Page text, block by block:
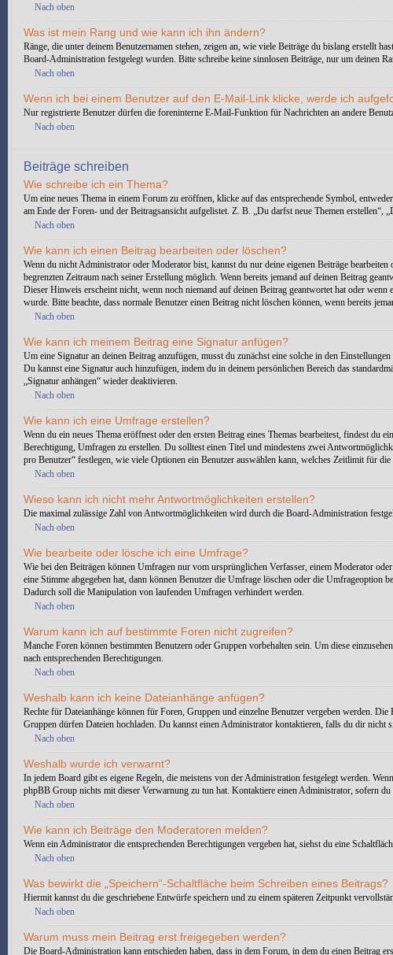
Nach oben
Was ist mein Rang und wie kann ich ihn ändern?
Ränge, die unter deinem Benutzernamen stehen, zeigen an, wie viele Beiträge du bislang erstellt
Board-Administration festgelegt wurden. Bitte schreibe keine sinnlosen Beiträge, nur um deinen
Nach oben
Wenn ich bei einem Benutzer auf den E-Mail-Link klicke, werde ich
Nur registrierte Benutzer dürfen die foreninterne E-Mail-Funktion für Nachrichten an andere
Nach oben
Beiträge schreiben
Wie schreibe ich ein Thema?
Um eine neues Thema in einem Forum zu eröffnen, klicke auf das entsprechende Symbol,
am Ende der Foren- und der Beitragsansicht aufgelistet. Z. B. „Du darfst neue Themen erstellen“,
Nach oben
Wie kann ich einen Beitrag bearbeiten oder löschen?
Wenn du nicht Administrator oder Moderator bist, kannst du nur deine eigenen Beiträge
begrenzten Zeitraum nach seiner Erstellung möglich. Wenn bereits jemand auf deinen Beitrag
Dieser Hinweis erscheint nicht, wenn noch niemand auf deinen Beitrag geantwortet hat oder
wurde. Bitte beachte, dass normale Benutzer einen Beitrag nicht löschen können, wenn bereits
Nach oben
Wie kann ich meinem Beitrag eine Signatur anfügen?
Um eine Signatur an deinen Beitrag anzufügen, musst du zunächst eine solche in den
Du kannst eine Signatur auch hinzufügen, indem du in deinem persönlichen Bereich das
„Signatur anhängen“ wieder deaktivieren.
Nach oben
Wie kann ich eine Umfrage erstellen?
Wenn du ein neues Thema eröffnest oder den ersten Beitrag eines Themas bearbeitest, findest
Berechtigung, Umfragen zu erstellen. Du solltest einen Titel und mindestens zwei
pro Benutzer“ festlegen, wie viele Optionen ein Benutzer auswählen kann, welches Zeitlimit für
Nach oben
Wieso kann ich nicht mehr Antwortmöglichkeiten erstellen?
Die maximal zulässige Zahl von Antwortmöglichkeiten wird durch die Board-Administration
Nach oben
Wie bearbeite oder lösche ich eine Umfrage?
Wie bei den Beiträgen können Umfragen nur vom ursprünglichen Verfasser, einem Moderator
eine Stimme abgegeben hat, dann können Benutzer die Umfrage löschen oder die
Dadurch soll die Manipulation von laufenden Umfragen verhindert werden.
Nach oben
Warum kann ich auf bestimmte Foren nicht zugreifen?
Manche Foren können bestimmten Benutzern oder Gruppen vorbehalten sein. Um diese
nach entsprechenden Berechtigungen.
Nach oben
Weshalb kann ich keine Dateianhänge anfügen?
Rechte für Dateianhänge können für Foren, Gruppen und einzelne Benutzer vergeben werden.
Gruppen dürfen Dateien hochladen. Du kannst einen Administrator kontaktieren, falls du dir nicht
Nach oben
Weshalb wurde ich verwarnt?
In jedem Board gibt es eigene Regeln, die meistens von der Administration festgelegt werden.
phpBB Group nichts mit dieser Verwarnung zu tun hat. Kontaktiere einen Administrator, sofern
Nach oben
Wie kann ich Beiträge den Moderatoren melden?
Wenn ein Administrator die entsprechenden Berechtigungen vergeben hat, siehst du eine
Nach oben
Was bewirkt die „Speichern“-Schaltfläche beim Schreiben eines Beitrags?
Hiermit kannst du die geschriebene Entwürfe speichern und zu einem späteren Zeitpunkt
Nach oben
Warum muss mein Beitrag erst freigegeben werden?
Die Board-Administration kann entschieden haben, dass in dem Forum, in dem du einen Beitrag